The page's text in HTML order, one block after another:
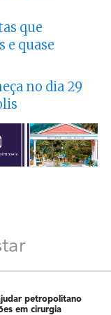
que
e quase
no dia 29
petropolitano
em cirurgia